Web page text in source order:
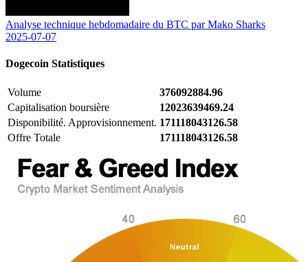
Analyse technique hebdomadaire du BTC par Mako Sharks
2025-07-07
Dogecoin Statistiques
Volume
376092884.96
Capitalisation boursière
12023639469.24
Disponibilité. Approvisionnement. 171118043126.58
Offre Totale
171118043126.58